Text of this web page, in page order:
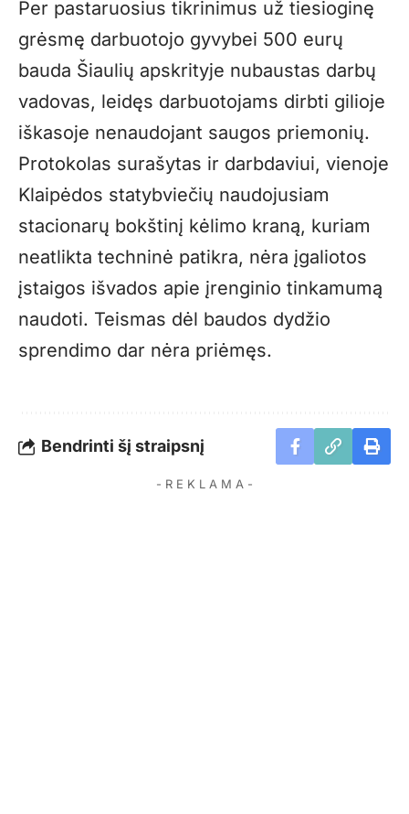
Per pastaruosius tikrinimus už tiesioginę
grėsmę darbuotojo gyvybei 500 eurų
bauda Šiaulių apskrityje nubaustas darbų
vadovas, leidęs darbuotojams dirbti gilioje
iškasoje nenaudojant saugos priemonių.
Protokolas surašytas ir darbdaviui, vienoje
Klaipėdos statybviečių naudojusiam
stacionarų bokštinį kėlimo kraną, kuriam
neatlikta techninė patikra, nėra įgaliotos
įstaigos išvados apie įrenginio tinkamumą
naudoti. Teismas dėl baudos dydžio
sprendimo dar nėra priėmęs.
Bendrinti šį straipsnį
- R E K L A M A -